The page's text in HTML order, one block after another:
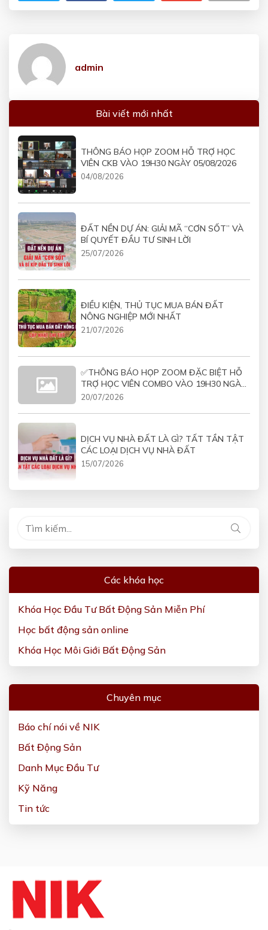
admin
Bài viết mới nhất
THÔNG BÁO HỌP ZOOM HỖ TRỢ HỌC
VIÊN CKB VÀO 19H30 NGÀY 05/08/2026
04/08/2026
ĐẤT NỀN DỰ ÁN: GIẢI MÃ “CƠN SỐT” VÀ
BÍ QUYẾT ĐẦU TƯ SINH LỜI
25/07/2026
ĐIỀU KIỆN, THỦ TỤC MUA BÁN ĐẤT
NÔNG NGHIỆP MỚI NHẤT
21/07/2026
✅THÔNG BÁO HỌP ZOOM ĐẶC BIỆT HỖ
TRỢ HỌC VIÊN COMBO VÀO 19H30 NGÀY
21/07/2026
20/07/2026
DỊCH VỤ NHÀ ĐẤT LÀ GÌ? TẤT TẦN TẬT
CÁC LOẠI DỊCH VỤ NHÀ ĐẤT
15/07/2026
Các khóa học
Khóa Học Đầu Tư Bất Động Sản Miễn Phí
Học bất động sản online
Khóa Học Môi Giới Bất Động Sản
Chuyên mục
Báo chí nói về NIK
Bất Động Sản
Danh Mục Đầu Tư
Kỹ Năng
Tin tức